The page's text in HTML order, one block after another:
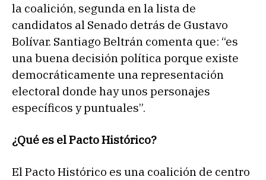
la coalición, segunda en la lista de
candidatos al Senado detrás de Gustavo
Bolívar. Santiago Beltrán comenta que: “es
una buena decisión política porque existe
democráticamente una representación
electoral donde hay unos personajes
específicos y puntuales”.
¿Qué es el Pacto Histórico?
El Pacto Histórico es una coalición de centro